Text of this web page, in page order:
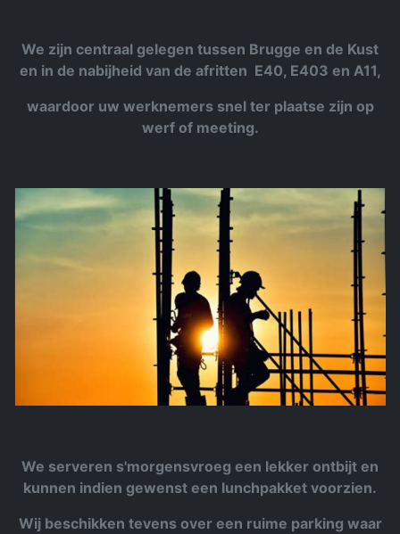
We zijn centraal gelegen tussen Brugge en de Kust
en in de nabijheid van de afritten E40, E403 en A11,
waardoor uw werknemers snel ter plaatse zijn op
werf of meeting.
We serveren s'morgensvroeg een lekker ontbijt en
kunnen indien gewenst een lunchpakket voorzien.
Wij beschikken tevens over een ruime parking waar